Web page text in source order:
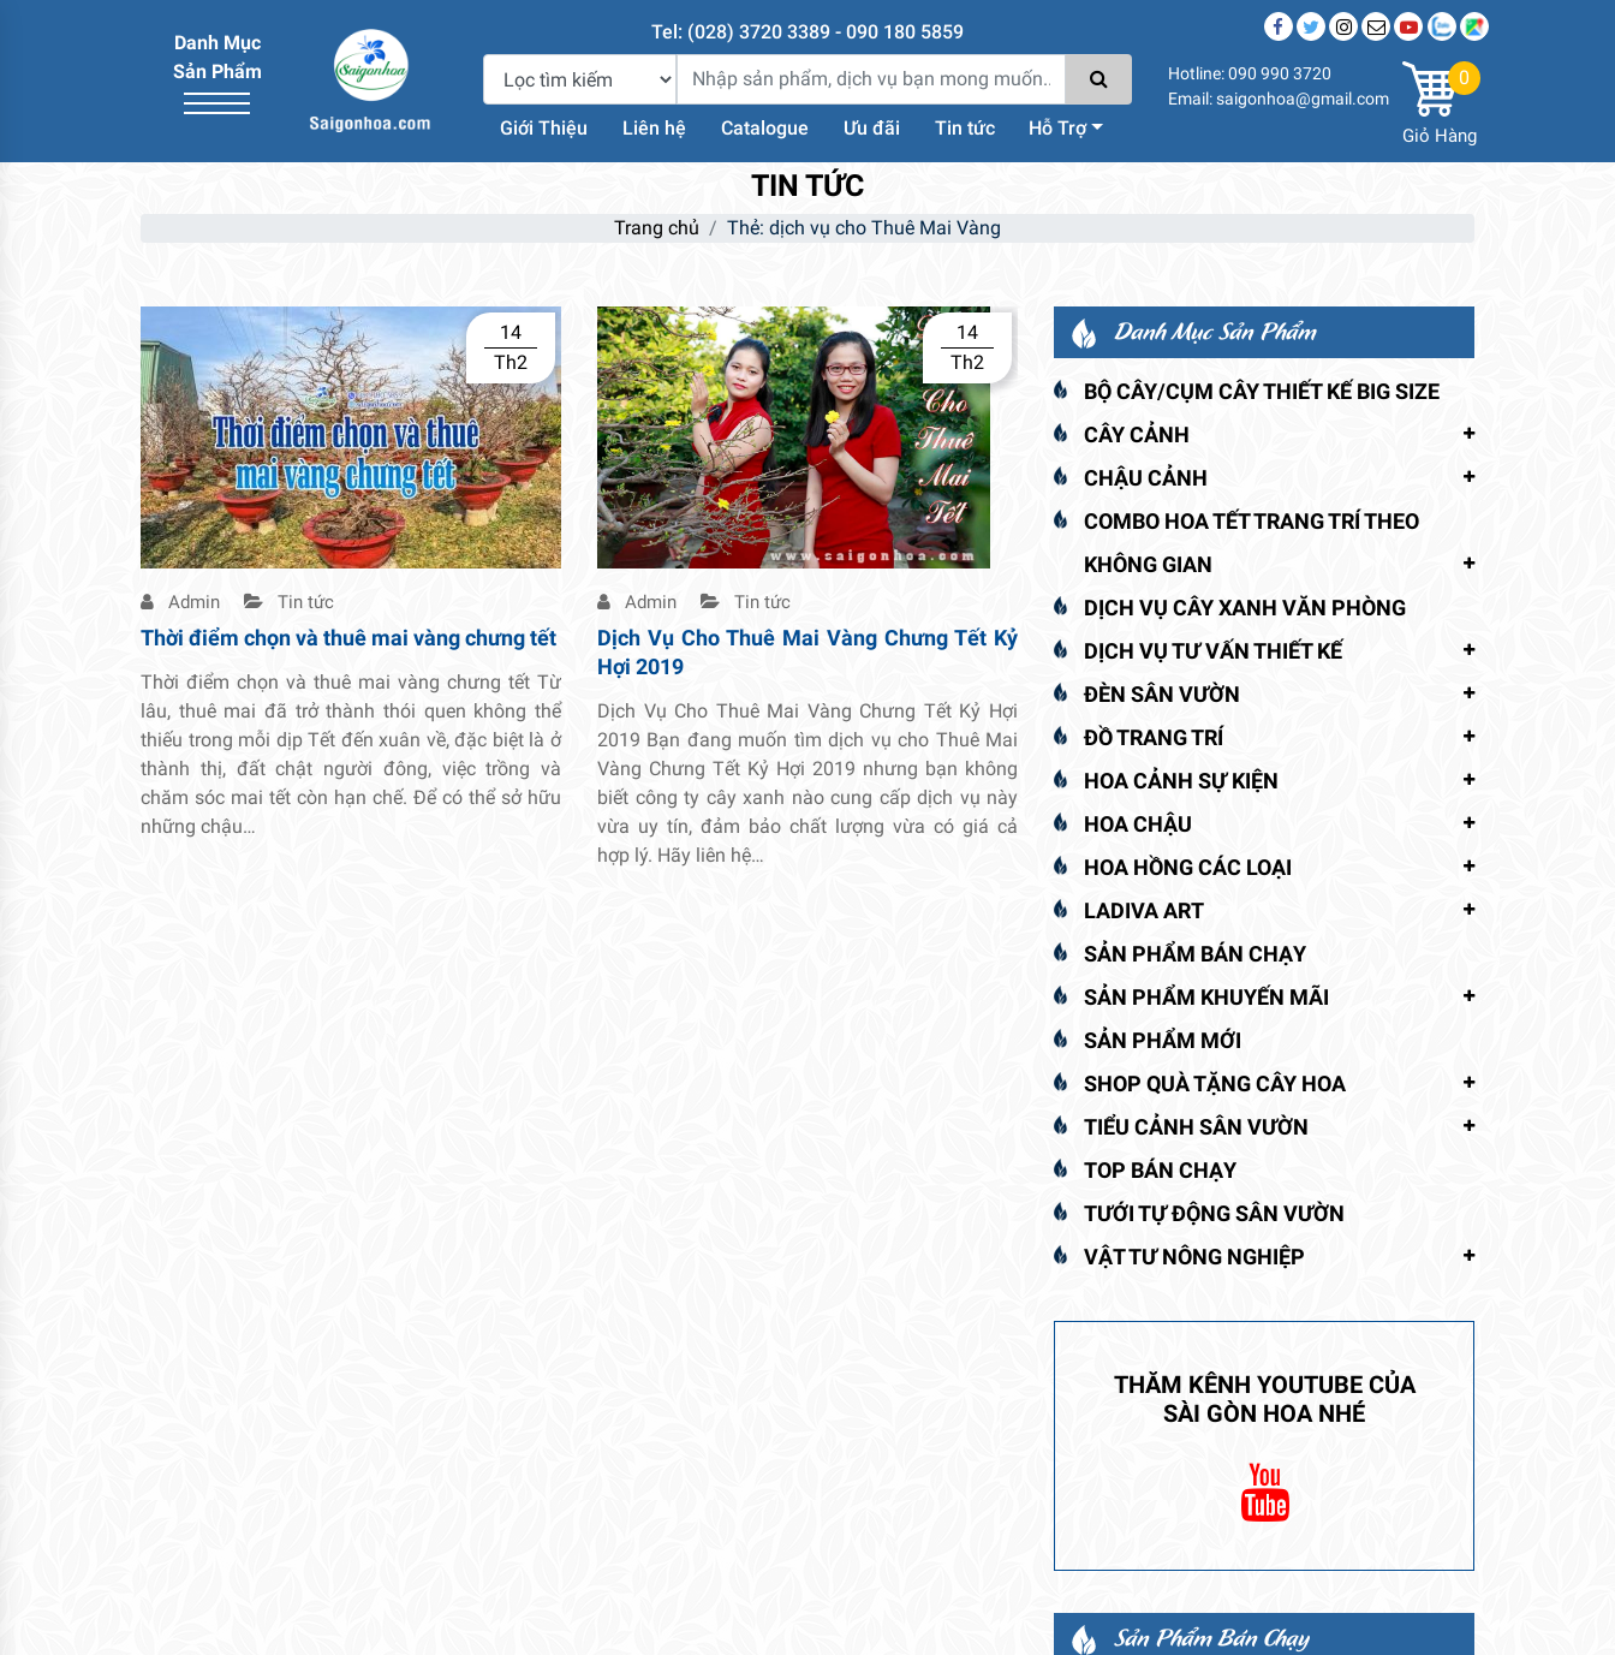
Danh Mục
Sản Phẩm
Tel: (028) 3720 3389 - 090 180 5859
Giới Thiệu Liên hệ Catalogue Ưu đãi Tin tức Hỗ Trợ
Hotline: 090 990 3720
Email: saigonhoa@gmail.com
0
Giỏ Hàng
TIN TỨC
Trang chủ Thẻ: dịch vụ cho Thuê Mai Vàng
14
Th2
Admin Tin tức
Thời điểm chọn và thuê mai vàng chưng tết
Thời điểm chọn và thuê mai vàng chưng tết Từ
lâu, thuê mai đã trở thành thói quen không thể
thiếu trong mỗi dịp Tết đến xuân về, đặc biệt là ở
thành thị, đất chật người đông, việc trồng và
chăm sóc mai tết còn hạn chế. Để có thể sở hữu
những chậu…
14
Th2
Admin Tin tức
Dịch Vụ Cho Thuê Mai Vàng Chưng Tết Kỷ
Hợi 2019
Dịch Vụ Cho Thuê Mai Vàng Chưng Tết Kỷ Hợi
2019 Bạn đang muốn tìm dịch vụ cho Thuê Mai
Vàng Chưng Tết Kỷ Hợi 2019 nhưng bạn không
biết công ty cây xanh nào cung cấp dịch vụ này
vừa uy tín, đảm bảo chất lượng vừa có giá cả
hợp lý. Hãy liên hệ…
Danh Mục Sản Phẩm
BỘ CÂY/CỤM CÂY THIẾT KẾ BIG SIZE
CÂY CẢNH
CHẬU CẢNH
COMBO HOA TẾT TRANG TRÍ THEO
KHÔNG GIAN
DỊCH VỤ CÂY XANH VĂN PHÒNG
DỊCH VỤ TƯ VẤN THIẾT KẾ
ĐÈN SÂN VƯỜN
ĐỒ TRANG TRÍ
HOA CẢNH SỰ KIỆN
HOA CHẬU
HOA HỒNG CÁC LOẠI
LADIVA ART
SẢN PHẨM BÁN CHẠY
SẢN PHẨM KHUYẾN MÃI
SẢN PHẨM MỚI
SHOP QUÀ TẶNG CÂY HOA
TIỂU CẢNH SÂN VƯỜN
TOP BÁN CHẠY
TƯỚI TỰ ĐỘNG SÂN VƯỜN
VẬT TƯ NÔNG NGHIỆP
THĂM KÊNH YOUTUBE CỦA
SÀI GÒN HOA NHÉ
Sản Phẩm Bán Chạy